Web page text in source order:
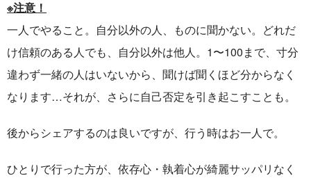
※注意！
一人でやること。自分以外の人、ものに聞かない。どれだ
け信頼のある人でも、自分以外は他人。 1〜100まで、寸分
違わず一緒の人はいないから、聞けば聞くほど分からなく
なります…それが、さらに自己否定を引き起こすことも。
後からシェアするのは良いですが、行う時はお一人で。
ひとりで行った方が、依存心・執着心が綺麗サッパリなく